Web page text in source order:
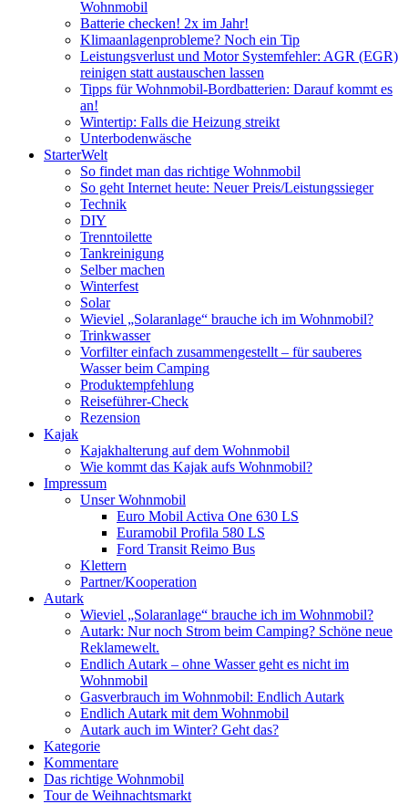
Wohnmobil
Batterie checken! 2x im Jahr!
Klimaanlagenprobleme? Noch ein Tip
Leistungsverlust und Motor Systemfehler: AGR (EGR)
reinigen statt austauschen lassen
Tipps für Wohnmobil-Bordbatterien: Darauf kommt es
an!
Wintertip: Falls die Heizung streikt
Unterbodenwäsche
StarterWelt
So findet man das richtige Wohnmobil
So geht Internet heute: Neuer Preis/Leistungssieger
Technik
DIY
Trenntoilette
Tankreinigung
Selber machen
Winterfest
Solar
Wieviel „Solaranlage“ brauche ich im Wohnmobil?
Trinkwasser
Vorfilter einfach zusammengestellt – für sauberes
Wasser beim Camping
Produktempfehlung
Reiseführer-Check
Rezension
Kajak
Kajakhalterung auf dem Wohnmobil
Wie kommt das Kajak aufs Wohnmobil?
Impressum
Unser Wohnmobil
Euro Mobil Activa One 630 LS
Euramobil Profila 580 LS
Ford Transit Reimo Bus
Klettern
Partner/Kooperation
Autark
Wieviel „Solaranlage“ brauche ich im Wohnmobil?
Autark: Nur noch Strom beim Camping? Schöne neue
Reklamewelt.
Endlich Autark – ohne Wasser geht es nicht im
Wohnmobil
Gasverbrauch im Wohnmobil: Endlich Autark
Endlich Autark mit dem Wohnmobil
Autark auch im Winter? Geht das?
Kategorie
Kommentare
Das richtige Wohnmobil
Tour de Weihnachtsmarkt